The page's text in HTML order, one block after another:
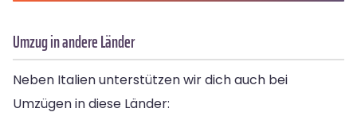
Umzug in andere Länder
Neben Italien unterstützen wir dich auch bei
Umzügen in diese Länder: